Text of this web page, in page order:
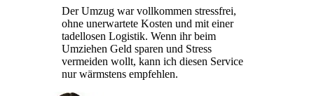
Der Umzug war vollkommen stressfrei,
ohne unerwartete Kosten und mit einer
tadellosen Logistik. Wenn ihr beim
Umziehen Geld sparen und Stress
vermeiden wollt, kann ich diesen Service
nur wärmstens empfehlen.